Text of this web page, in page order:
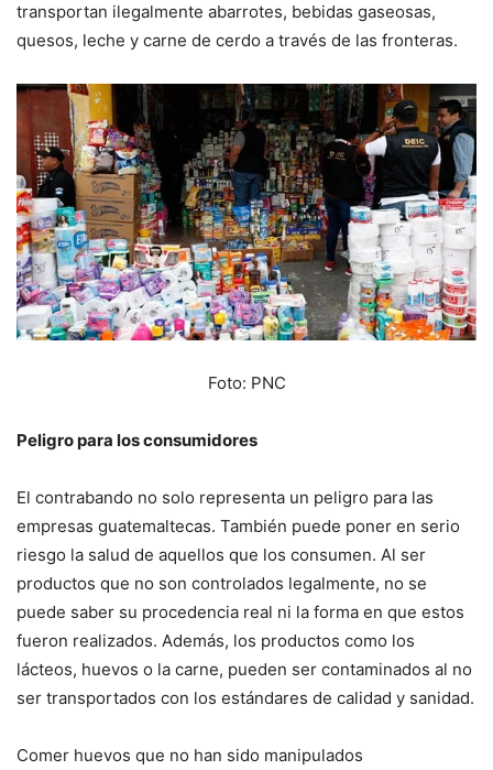
transportan ilegalmente abarrotes, bebidas gaseosas,
quesos, leche y carne de cerdo a través de las fronteras.
Foto: PNC
Peligro para los consumidores
El contrabando no solo representa un peligro para las
empresas guatemaltecas. También puede poner en serio
riesgo la salud de aquellos que los consumen. Al ser
productos que no son controlados legalmente, no se
puede saber su procedencia real ni la forma en que estos
fueron realizados. Además, los productos como los
lácteos, huevos o la carne, pueden ser contaminados al no
ser transportados con los estándares de calidad y sanidad.
Comer huevos que no han sido manipulados